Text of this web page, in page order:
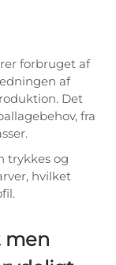
forbruget af
af
Det
fra
trykkes og
hvilket
men